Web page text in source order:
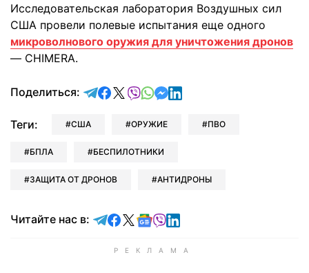
Исследовательская лаборатория Воздушных сил
США провели полевые испытания еще одного
микроволнового оружия для уничтожения дронов
— CHIMERA.
Поделиться: отправить в Telegram
поделиться в Facebook
поделиться в X
отправить в Viber
отправить в Whatsapp
отправить в Messenger
отправить в LinkedIn
Теги: США ОРУЖИЕ ПВО
БПЛА БЕСПИЛОТНИКИ
ЗАЩИТА ОТ ДРОНОВ АНТИДРОНЫ
Читайте нас в: Читайте в Telegram
Читайте в Facebook
Читайте в X
Читайте в Google news
Читайте в Viber
Читайте в LinkedIn